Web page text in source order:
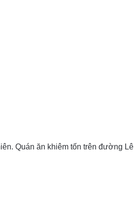
Quán ăn khiêm tốn trên đường Lê